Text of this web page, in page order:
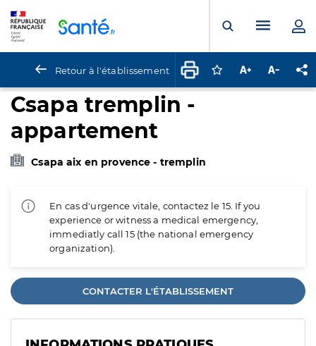
Ouvrir laMenu
Retour à l'établissement Connectez-vous
Augmenter la
Csapa tremplin -
appartement
Csapa aix en provence - tremplin
En cas d'urgence vitale, contactez le 15. If you
experience or witness a medical emergency,
immediatly call 15 (the national emergency
organization).
CONTACTER L'ÉTABLISSEMENT